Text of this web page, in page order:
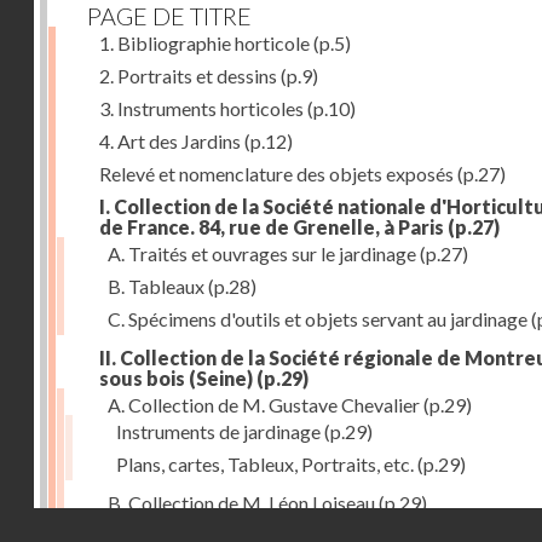
PAGE DE TITRE
1. Bibliographie horticole(p.5)
2. Portraits et dessins (p.9)
3. Instruments horticoles (p.10)
4. Art des Jardins (p.12)
Relevé et nomenclature des objets exposés (p.27)
I. Collection de la Société nationale
de France. 84, rue de Grenelle, à Paris (p.27)
A. Traités et ouvrages sur le jardinage(p.27)
B. Tableaux(p.28)
C. Spécimens d'outils et objets servant au jardinage
II. Collection de la Société régionale de
sous bois (Seine) (p.29)
A. Collection de M. Gustave Chevalier(p.29)
Instruments de jardinage(p.29)
Plans, cartes, Tableux, Portraits, etc. (p.29)
B. Collection de M. Léon Loiseau(p.29)